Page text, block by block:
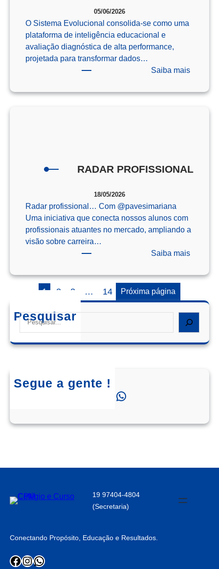
05/06/2026
O Sistema Evolucional consolida-se como uma
plataforma de inteligência educacional e
avaliação diagnóstica de alta performance,
projetada para transformar dados…
Saiba mais:
–
RADAR PROFISSIONAL
18/05/2026
Radar profissional… Com @‌pavesimariana
Uma iniciativa que conecta nossos alunos com
profissionais atuantes no mercado, ampliando a
visão sobre carreira…
Saiba mais:
1 2 3 … 14 Próxima página
Pesquisar
Search
Segue a gente !
Instagram
Facebook
WhatsApp
19 97404-4804
(Secretaria)
Conectando Propósito, Educação e Resultados.
Facebook
Instagram
WhatsApp